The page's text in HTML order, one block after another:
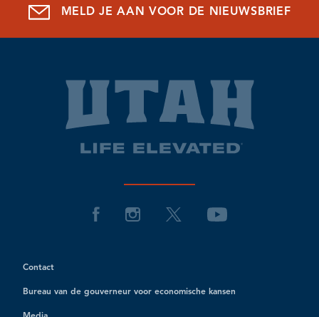
MELD JE AAN VOOR DE NIEUWSBRIEF
Contact
Bureau van de gouverneur voor economische kansen